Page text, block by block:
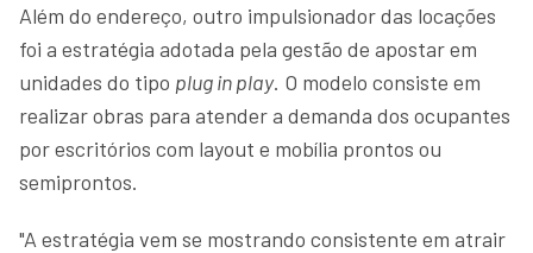
Além do endereço, outro impulsionador das locações
foi a estratégia adotada pela gestão de apostar em
unidades do tipo plug in play. O modelo consiste em
realizar obras para atender a demanda dos ocupantes
por escritórios com layout e mobília prontos ou
semiprontos.
"A estratégia vem se mostrando consistente em atrair